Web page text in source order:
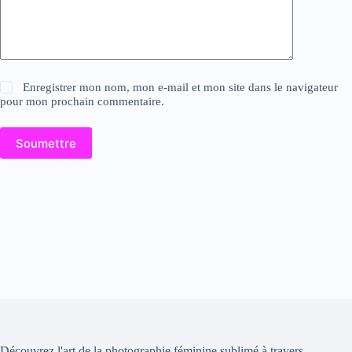
Enregistrer mon nom, mon e-mail et mon site dans le navigateur
pour mon prochain commentaire.
Soumettre